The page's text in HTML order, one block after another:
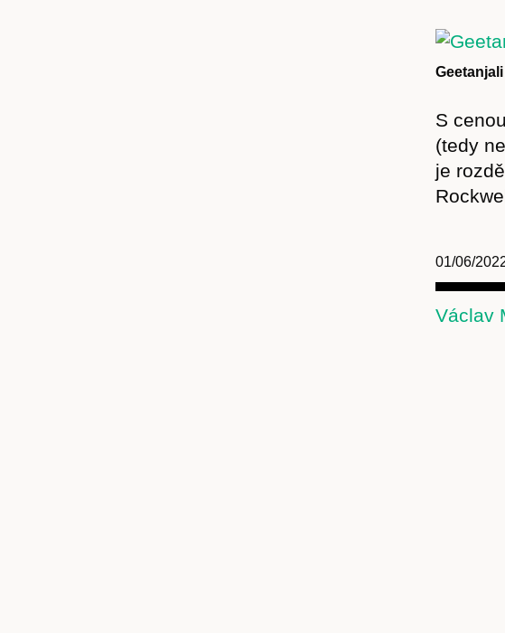
S
(tedy
je
01/06/
Václav